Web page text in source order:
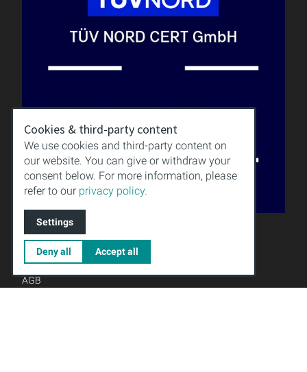
QUALITÄT
WISSEN
DOWNLOAD
IMPRESSUM
AGB
Cookies & third-party content
We use cookies and third-party content on
our website. You can give or withdraw your
consent below. For more information, please
refer to our privacy policy.
Settings
Deny all Accept all